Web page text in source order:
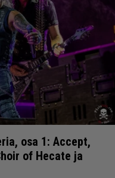
osa 1: Accept,
of Hecate ja